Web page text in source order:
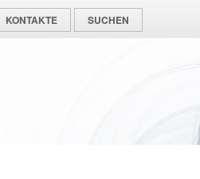
KONTAKTE SUCHEN